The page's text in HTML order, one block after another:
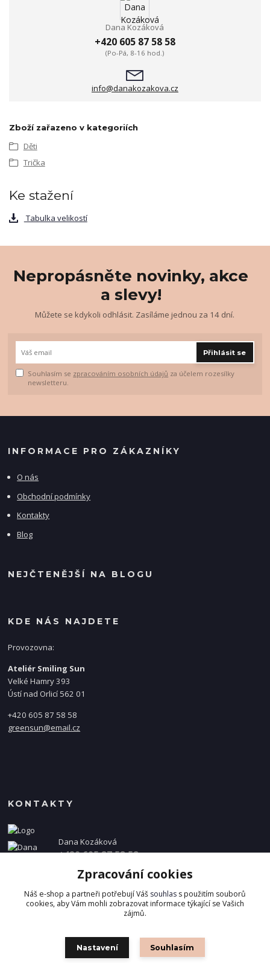
Dana Kozáková
+420 605 87 58 58
(Po-Pá, 8-16 hod.)
info@danakozakova.cz
Zboží zařazeno v kategoriích
Děti
Trička
Ke stažení
Tabulka velikostí
Nepropásněte novinky, akce
a slevy!
Můžete se kdykoli odhlásit. Zasíláme jednou za 14 dní.
Přihlásit se
Souhlasím se zpracováním osobních údajů za účelem rozesílky
newsletteru.
INFORMACE PRO ZÁKAZNÍKY
O nás
Obchodní podmínky
Kontakty
Blog
NEJČTENĚJŠÍ NA BLOGU
KDE NÁS NAJDETE
Provozovna:
Ateliér Smiling Sun
Velké Hamry 393
Ústí nad Orlicí 562 01
+420 605 87 58 58
greensun@email.cz
KONTAKTY
Dana Kozáková
+420 605 87 58 58
info@danakozakova.cz
Zpracování cookies
Náš e-shop a partneři potřebují Váš souhlas s použitím souborů
cookies, aby Vám mohli zobrazovat informace týkající se Vašich
zájmů.
Nastavení Souhlasím